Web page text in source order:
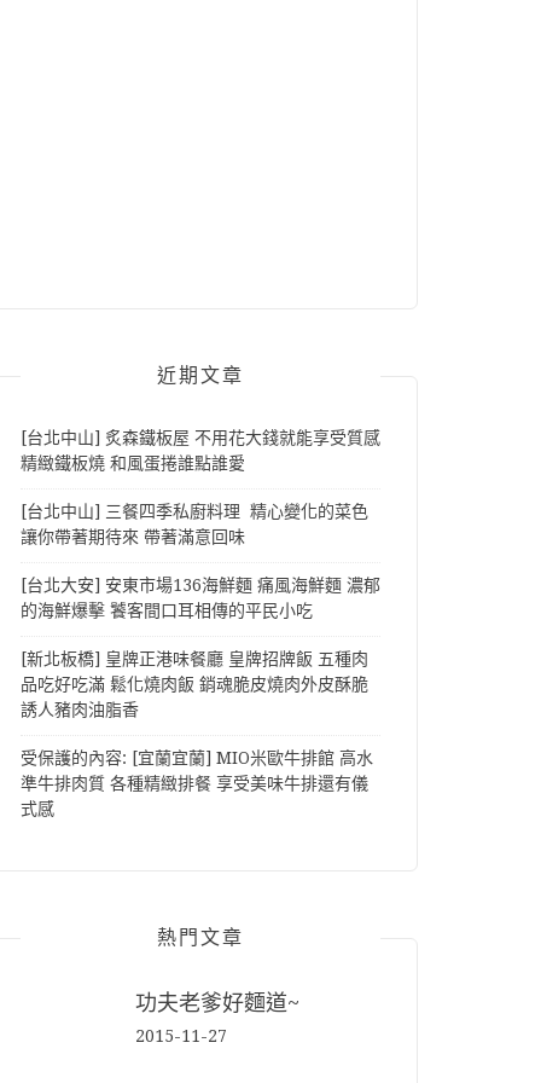
近期文章
[台北中山] 炙森鐵板屋 不用花大錢就能享受質感
精緻鐵板燒 和風蛋捲誰點誰愛
[台北中山] 三餐四季私廚料理 精心變化的菜色
讓你帶著期待來 帶著滿意回味
[台北大安] 安東市場136海鮮麵 痛風海鮮麵 濃郁
的海鮮爆擊 饕客間口耳相傳的平民小吃
[新北板橋] 皇牌正港味餐廳 皇牌招牌飯 五種肉
品吃好吃滿 鬆化燒肉飯 銷魂脆皮燒肉外皮酥脆
誘人豬肉油脂香
受保護的內容: [宜蘭宜蘭] MIO米歐牛排館 高水
準牛排肉質 各種精緻排餐 享受美味牛排還有儀
式感
熱門文章
功夫老爹好麵道~
2015-11-27